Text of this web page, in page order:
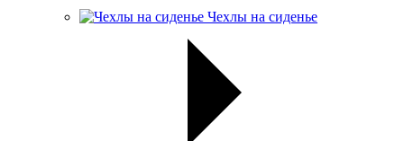
Чехлы на сиденье